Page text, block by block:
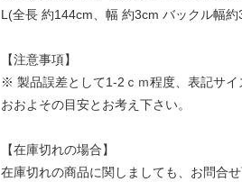
L(全長 約144cm、幅 約3cm バックル幅約
【注意事項】
※ 製品誤差として1-2ｃｍ程度、表記サイ
おおよその目安とお考え下さい。
【在庫切れの場合】
在庫切れの商品に関しましても、お問合